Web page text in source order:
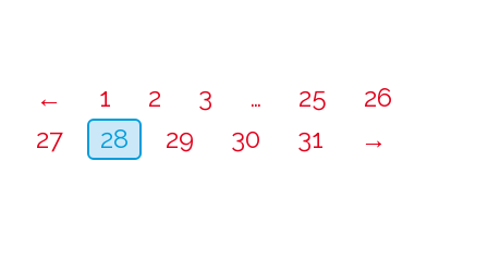
← 1 2 3 … 25
26
27
28 29 30 31 →